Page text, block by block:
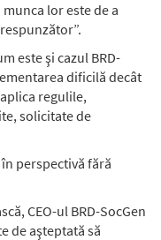
lor este de a
este şi cazul BRD-
dificilă decât
regulile,
solicitate de
perspectivă fără
CEO-ul BRD-SocGen
de aşteptată să